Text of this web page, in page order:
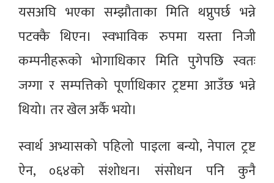
यसअघि भएका सम्झौताका मिति थप्नुपर्छ भन्ने
पटक्कै थिएन। स्वभाविक रुपमा यस्ता निजी
कम्पनीहरूको भोगाधिकार मिति पुगेपछि स्वतः
जग्गा र सम्पत्तिको पूर्णाधिकार ट्रष्टमा आउँछ भन्ने
थियो। तर खेल अर्कै भयो।
स्वार्थ अभ्यासको पहिलो पाइला बन्यो, नेपाल ट्रष्ट
ऐन, ०६४को संशोधन। संसोधन पनि कुनै